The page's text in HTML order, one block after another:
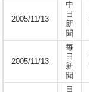
2005/11/13
中
日
新
聞
2005/11/13
毎
日
新
聞
日